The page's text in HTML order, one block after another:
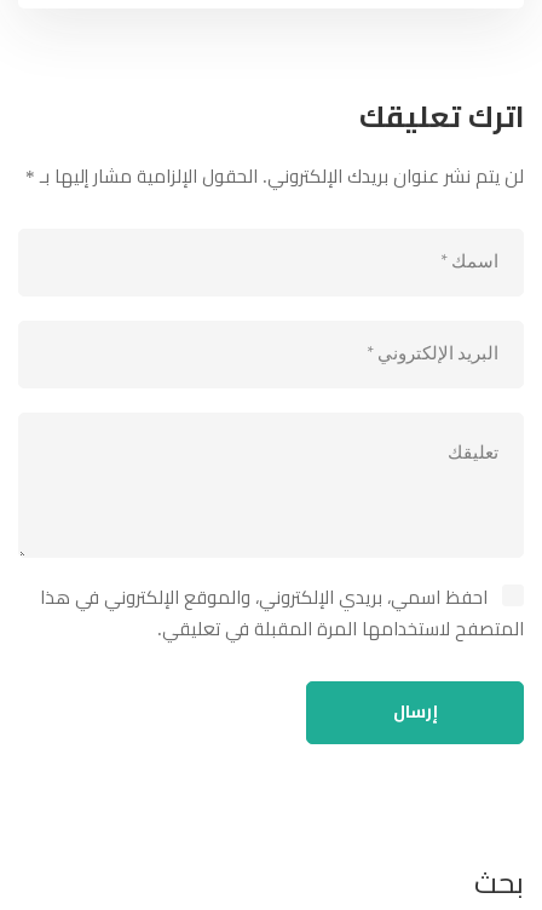
اترك تعليقك
لن يتم نشر عنوان بريدك الإلكتروني. الحقول الإلزامية مشار إليها بـ *
احفظ اسمي، بريدي الإلكتروني، والموقع الإلكتروني في هذا
المتصفح لاستخدامها المرة المقبلة في تعليقي.
بحث